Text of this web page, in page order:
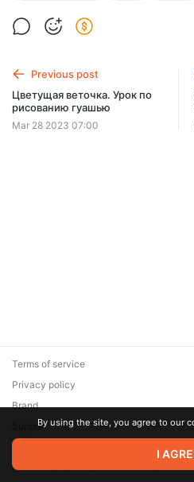
минута.
Previous post
Цветущая веточка. Урок по
рисованию гуашью
Mar 28 2023 07:00
© 2026 Zaya Solutions Limited. All
are the property of their respective
Terms of service
Privacy policy
Brand
SupportBy using the site, you agree to our
I